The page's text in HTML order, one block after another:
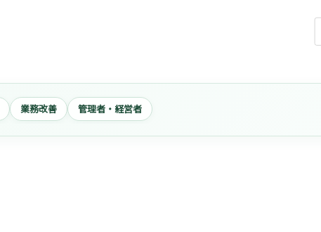
業務改善 管理者・経営者